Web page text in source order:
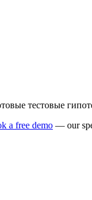
тестовые
a free demo — our